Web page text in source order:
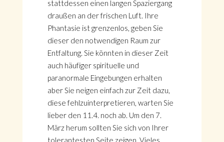
stattdessen einen langen Spaziergang
draußen an der frischen Luft. Ihre
Phantasie ist grenzenlos, geben Sie
dieser den notwendigen Raum zur
Entfaltung. Sie könnten in dieser Zeit
auch häufiger spirituelle und
paranormale Eingebungen erhalten
aber Sie neigen einfach zur Zeit dazu,
diese fehlzuinterpretieren, warten Sie
lieber den 11.4. noch ab. Um den 7.
März herum sollten Sie sich von Ihrer
tolerantesten Seite zeigen. Vieles